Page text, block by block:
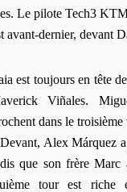
Le pilote Tech3
avant-dernier, devant
est toujours en tête
Viñales.
dans le
Alex Márquez
que son frère Marc
tour est riche